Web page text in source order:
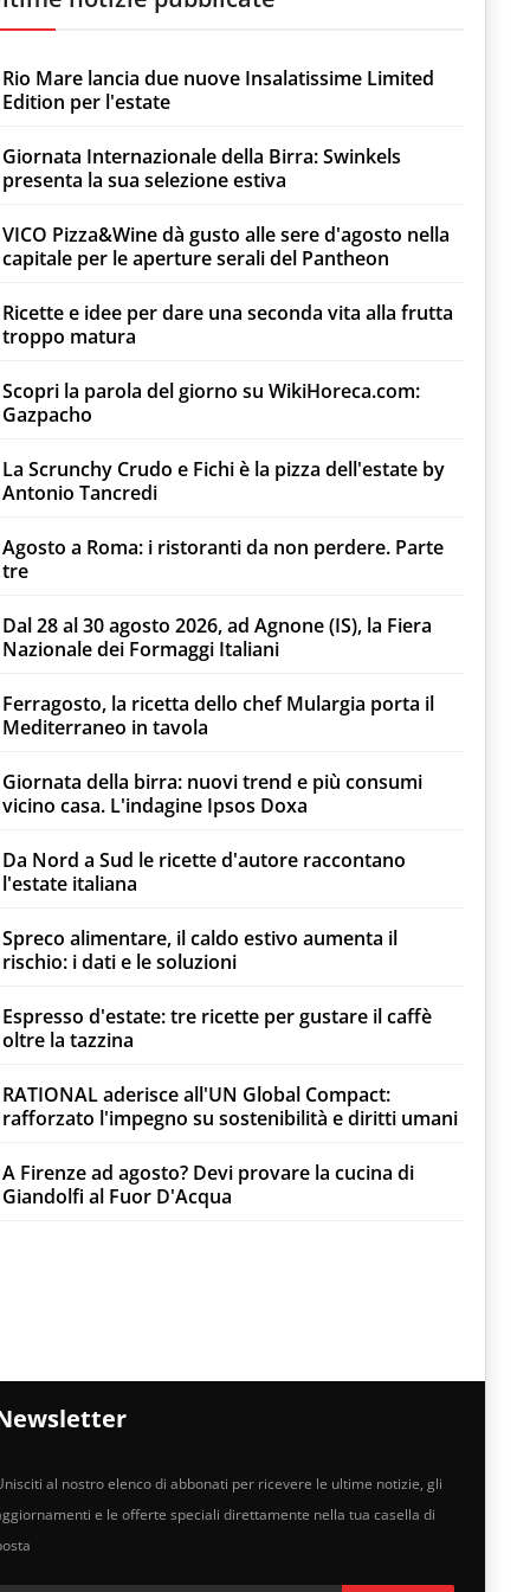
Rio Mare lancia due nuove Insalatissime Limited
Edition per l'estate
Giornata Internazionale della Birra: Swinkels
presenta la sua selezione estiva
VICO Pizza&Wine dà gusto alle sere d'agosto nella
capitale per le aperture serali del Pantheon
Ricette e idee per dare una seconda vita alla frutta
troppo matura
Scopri la parola del giorno su WikiHoreca.com:
Gazpacho
La Scrunchy Crudo e Fichi è la pizza dell'estate by
Antonio Tancredi
Agosto a Roma: i ristoranti da non perdere. Parte
tre
Dal 28 al 30 agosto 2026, ad Agnone (IS), la Fiera
Nazionale dei Formaggi Italiani
Ferragosto, la ricetta dello chef Mulargia porta il
Mediterraneo in tavola
Giornata della birra: nuovi trend e più consumi
vicino casa. L'indagine Ipsos Doxa
Da Nord a Sud le ricette d'autore raccontano
l'estate italiana
Spreco alimentare, il caldo estivo aumenta il
rischio: i dati e le soluzioni
Espresso d'estate: tre ricette per gustare il caffè
oltre la tazzina
RATIONAL aderisce all'UN Global Compact:
rafforzato l'impegno su sostenibilità e diritti umani
A Firenze ad agosto? Devi provare la cucina di
Giandolfi al Fuor D'Acqua
al nostro elenco di abbonati per ricevere le ultime notizie, gli
e le offerte speciali direttamente nella tua casella di